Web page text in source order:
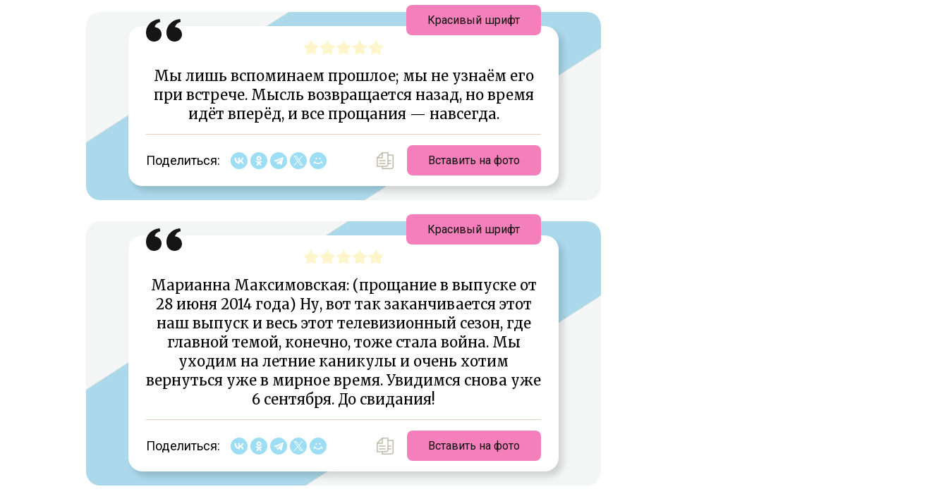
Мы лишь вспоминаем прошлое; мы не узнаём его
при встрече. Мысль возвращается назад, но время
идёт вперёд, и все прощания — навсегда.
Поделиться: Вставить на фото
Красивый шрифт
Марианна Максимовская: (прощание в выпуске от
28 июня 2014 года) Ну, вот так заканчивается этот
наш выпуск и весь этот телевизионный сезон, где
главной темой, конечно, тоже стала война. Мы
уходим на летние каникулы и очень хотим
вернуться уже в мирное время. Увидимся снова уже
6 сентября. До свидания!
Поделиться: Вставить на фото
Красивый шрифт